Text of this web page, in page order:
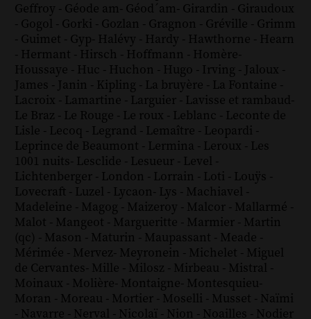
Geffroy - Géode am- Géod´am- Girardin - Giraudoux
- Gogol - Gorki - Gozlan - Gragnon - Gréville - Grimm
- Guimet - Gyp- Halévy - Hardy - Hawthorne - Hearn
- Hermant - Hirsch - Hoffmann - Homère-
Houssaye - Huc - Huchon - Hugo - Irving - Jaloux -
James - Janin - Kipling - La bruyère - La Fontaine -
Lacroix - Lamartine - Larguier - Lavisse et rambaud-
Le Braz - Le Rouge - Le roux - Leblanc - Leconte de
Lisle - Lecoq - Legrand - Lemaître - Leopardi -
Leprince de Beaumont - Lermina - Leroux - Les
1001 nuits- Lesclide - Lesueur - Level -
Lichtenberger - London - Lorrain - Loti - Louÿs -
Lovecraft - Luzel - Lycaon- Lys - Machiavel -
Madeleine - Magog - Maizeroy - Malcor - Mallarmé -
Malot - Mangeot - Margueritte - Marmier - Martin
(qc) - Mason - Maturin - Maupassant - Meade -
Mérimée - Mervez- Meyronein - Michelet - Miguel
de Cervantes- Mille - Milosz - Mirbeau - Mistral -
Moinaux - Molière- Montaigne- Montesquieu-
Moran - Moreau - Mortier - Moselli - Musset - Naïmi
- Navarre - Nerval - Nicolaï - Nion - Noailles - Nodier